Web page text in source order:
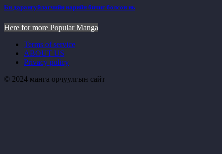
Би дарангуйлагчийн нарийн бичиг болсон нь
Here for more Popular Manga
Terms of service
ABOUT US
Privacy policy
© 2024 манга орчуулгын сайт